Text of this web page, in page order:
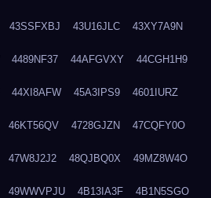
43SSFXBJ 43U16JLC 43XY7A9N
4489NF37 44AFGVXY 44CGH1H9
44XI8AFW 45A3IPS9 4601IURZ
46KT56QV 4728GJZN 47CQFY0O
47W8J2J2 48QJBQ0X 49MZ8W4O
49WWVPJU 4B13IA3F 4B1N5SGO